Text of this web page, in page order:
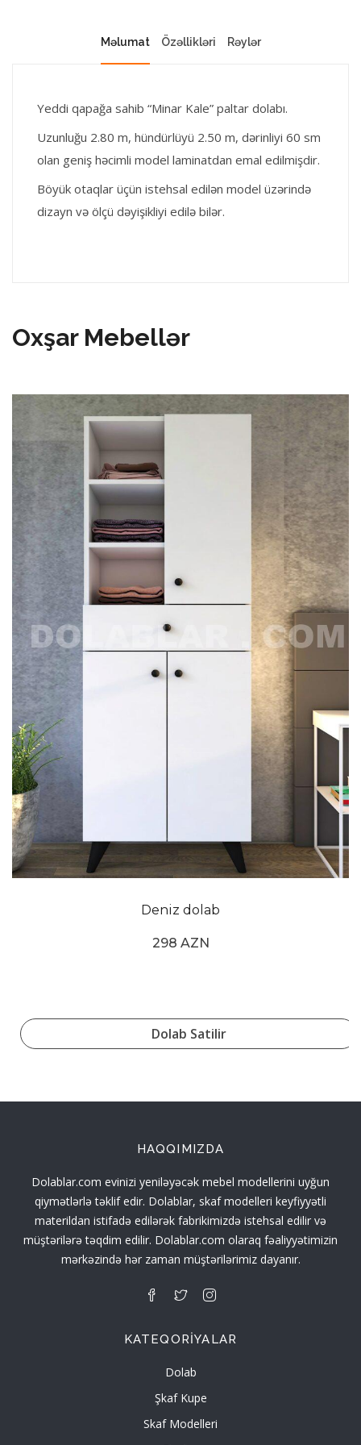
Məlumat Özəllikləri Rəylər
Yeddi qapağa sahib “Minar Kale” paltar dolabı.
Uzunluğu 2.80 m, hündürlüyü 2.50 m, dərinliyi 60 sm
olan geniş həcimli model laminatdan emal edilmişdir.
Böyük otaqlar üçün istehsal edilən model üzərində
dizayn və ölçü dəyişikliyi edilə bilər.
Oxşar Mebellər
Deniz dolab
298 AZN
Dolab Satilir
HAQQIMIZDA
Dolablar.com evinizi yeniləyəcək mebel modellerini uyğun
qiymətlərlə təklif edir. Dolablar, skaf modelleri keyfiyyətli
materildan istifadə edilərək fabrikimizdə istehsal edilir və
müştərilərə təqdim edilir. Dolablar.com olaraq fəaliyyətimizin
mərkəzində hər zaman müştərilərimiz dayanır.
KATEQORIYALAR
Dolab
Şkaf Kupe
Skaf Modelleri